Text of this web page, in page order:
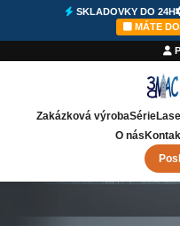
SKLADOVKY DO 24H
MÁTE
Zakázková výrobaSérie
O nás